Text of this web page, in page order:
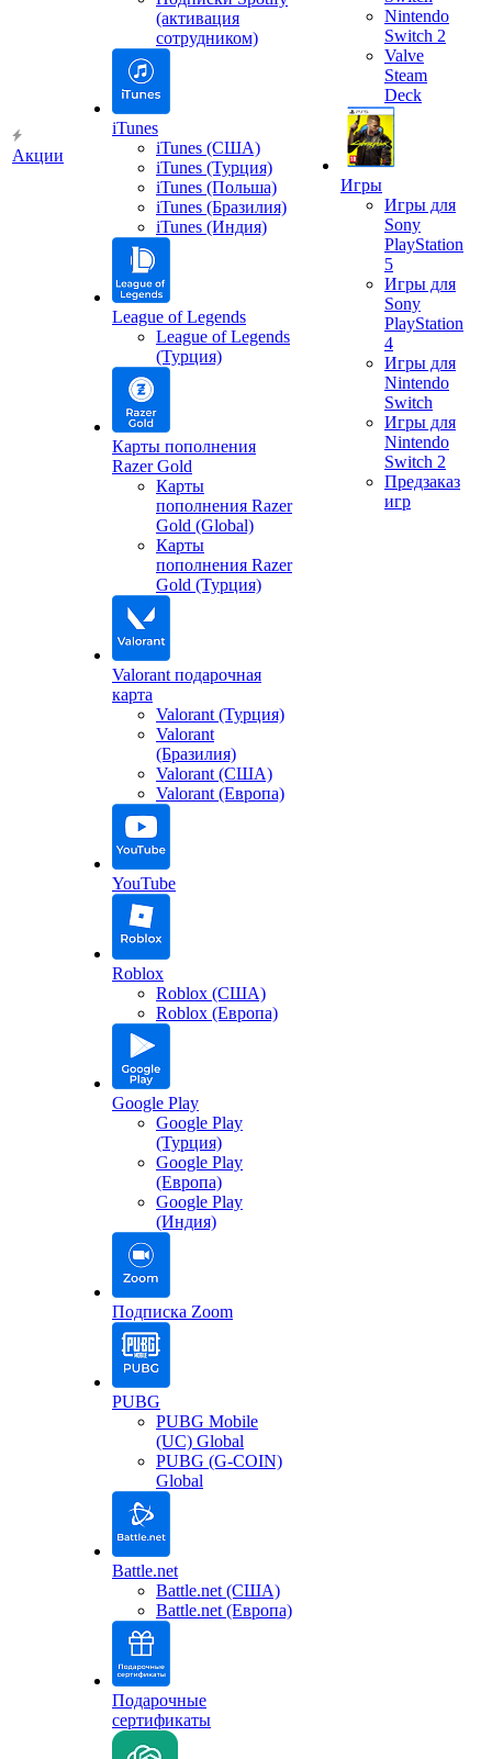
Акции
(активация
сотрудником)
iTunes
iTunes (США)
iTunes (Турция)
iTunes (Польша)
iTunes (Бразилия)
iTunes (Индия)
League of Legends
League of Legends
(Турция)
Карты пополнения
Razer Gold
Карты
пополнения Razer
Gold (Global)
Карты
пополнения Razer
Gold (Турция)
Valorant подарочная
карта
Valorant (Турция)
Valorant
(Бразилия)
Valorant (США)
Valorant (Европа)
YouTube
Roblox
Roblox (США)
Roblox (Европа)
Google Play
Google Play
(Турция)
Google Play
(Европа)
Google Play
(Индия)
Подписка Zoom
PUBG
PUBG Mobile
(UC) Global
PUBG (G-COIN)
Global
Battle.net
Battle.net (США)
Battle.net (Европа)
Подарочные
сертификаты
Nintendo
Switch 2
Valve
Steam
Deck
Игры
Игры для
Sony
PlayStation
5
Игры для
Sony
PlayStation
4
Игры для
Nintendo
Switch
Игры для
Nintendo
Switch 2
Предзаказ
игр